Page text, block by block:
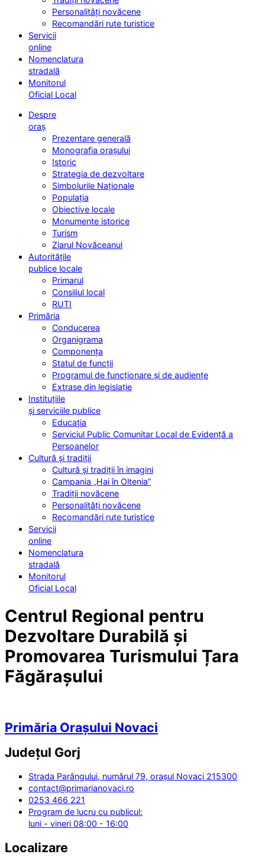
Personalități novăcene
Recomandări rute turistice
Servicii
online
Nomenclatura
stradală
Monitorul
Oficial Local
Despre
oraș
Prezentare generală
Monografia orașului
Istoric
Strategia de dezvoltare
Simbolurile Naționale
Populația
Obiective locale
Monumente istorice
Turism
Ziarul Novăceanul
Autoritățile
publice locale
Primarul
Consiliul local
RUTI
Primăria
Conducerea
Organigrama
Componența
Statul de funcții
Programul de funcționare și de audiențe
Extrase din legislație
Instituțiile
și serviciile publice
Educația
Serviciul Public Comunitar Local de Evidență a
Persoanelor
Cultură și tradiții
Cultură și tradiții în imagini
Campania „Hai în Oltenia”
Tradiții novăcene
Personalități novăcene
Recomandări rute turistice
Servicii
online
Nomenclatura
stradală
Monitorul
Oficial Local
Centrul Regional pentru
Dezvoltare Durabilă și
Promovarea Turismului Țara
Făgărașului
Primăria Orașului Novaci
Județul Gorj
Strada Parângului, numărul 79, orașul Novaci 215300
contact@primarianovaci.ro
0253 466 221
Program de lucru cu publicul:
luni - vineri 08:00 - 16:00
Localizare